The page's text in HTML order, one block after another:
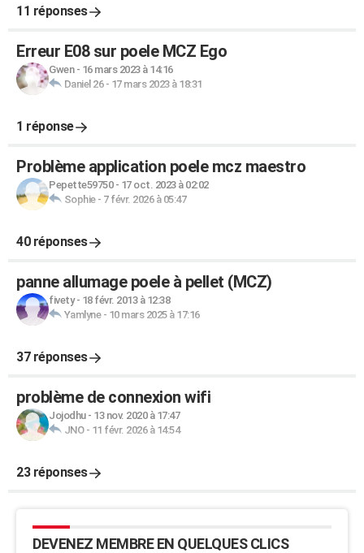
11 réponses
Erreur E08 sur poele MCZ Ego
Gwen- 16 mars 2023 à 14:16
Daniel 26- 17 mars 2023 à 18:31
1 réponse
Problème application poele mcz maestro
Pepette59750- 17 oct. 2023 à 02:02
Sophie- 7 févr. 2026 à 05:47
40 réponses
panne allumage poele à pellet (MCZ)
fivety- 18 févr. 2013 à 12:38
Yamlyne- 10 mars 2025 à 17:16
37 réponses
problème de connexion wifi
Jojodhu- 13 nov. 2020 à 17:47
JNO- 11 févr. 2026 à 14:54
23 réponses
DEVENEZ MEMBRE EN QUELQUES CLICS